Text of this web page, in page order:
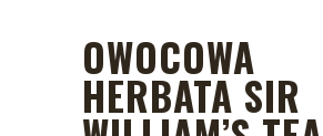
OWOCOWA
HERBATA SIR